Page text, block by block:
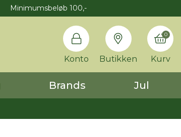
Minimumsbeløb 100,-
Konto Butikken Kurv
0
Brands Jul